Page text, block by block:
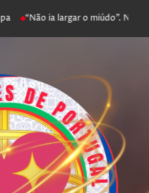
“Não ia largar o miúdo”.